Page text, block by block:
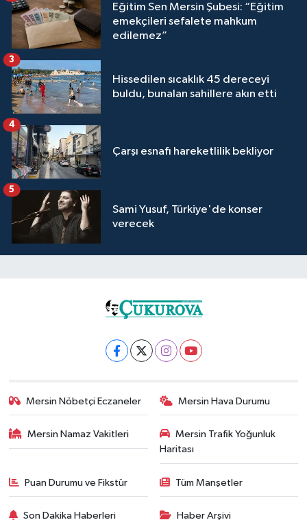
Eğitim Sen Mersin Şubesi: “Eğitim
emekçileri sefalete mahkum
edilemez”
Hissedilen sıcaklık 45 dereceyi
buldu, bunalan sahillere akın etti
3
Çarşı esnafı hareketlilik bekliyor
4
Sami Yusuf, Türkiye'de konser
verecek
5
Mersin Nöbetçi Eczaneler Mersin Hava Durumu
Mersin Namaz Vakitleri
Mersin Trafik Yoğunluk
Haritası
Puan Durumu ve Fikstür Tüm Manşetler
Son Dakika Haberleri Haber Arşivi